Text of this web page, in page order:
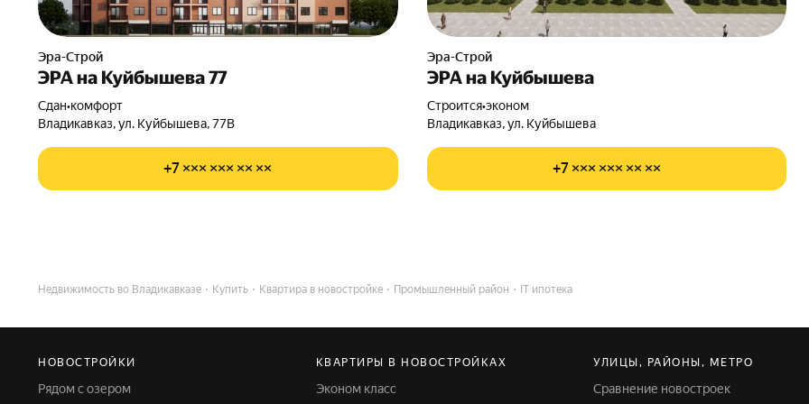
Эра-Строй
ЭРА на Куйбышева 77
Сдан•комфорт
Владикавказ, ул. Куйбышева, 77В
+7 ××× ××× ×× ××
Эра-Строй
ЭРА на Куйбышева
Строится•эконом
Владикавказ, ул. Куйбышева
+7 ××× ××× ×× ××
Недвижимость во Владикавказе Купить Квартира в новостройке Промышленный район IT ипотека
НОВОСТРОЙКИ
Рядом с озером
КВАРТИРЫ В НОВОСТРОЙКАХ
Эконом класс
УЛИЦЫ, РАЙОНЫ, МЕТРО
Сравнение новостроек